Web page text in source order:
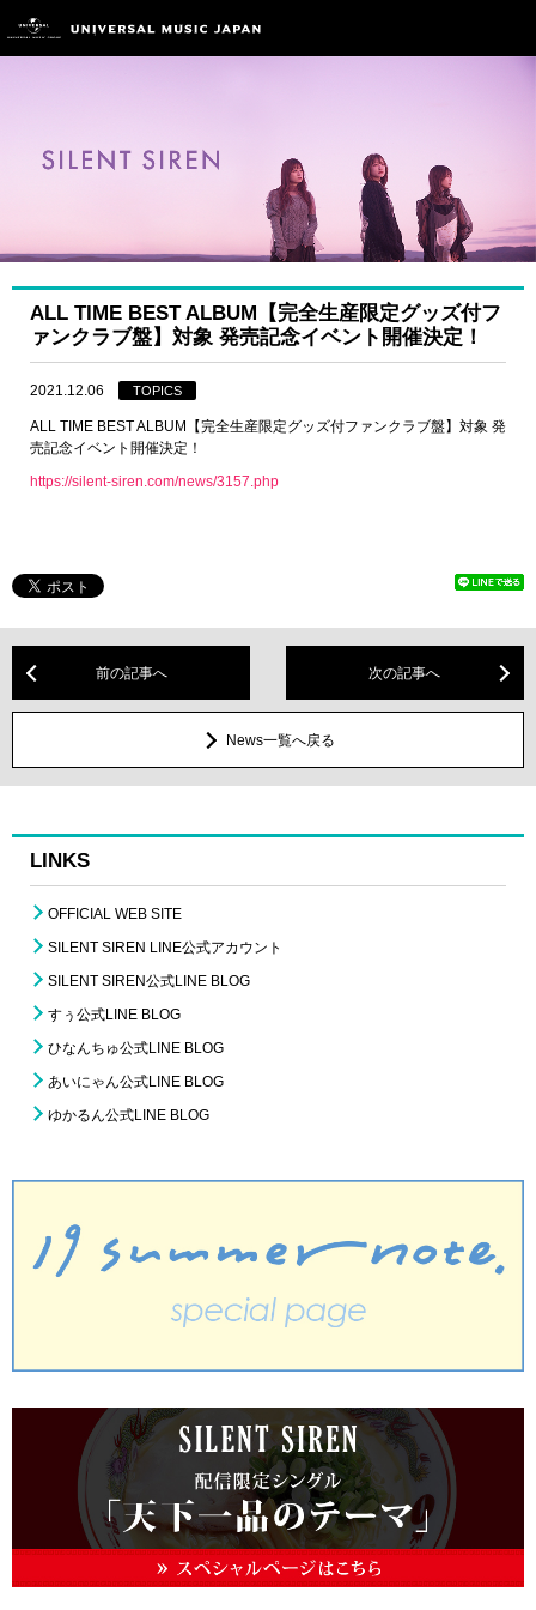
ALL TIME BEST ALBUM【完全生産限定グッズ付フ
ァンクラブ盤】対象 発売記念イベント開催決定！
2021.12.06 TOPICS
ALL TIME BEST ALBUM【完全生産限定グッズ付ファンクラブ盤】対象 発
売記念イベント開催決定！
https://silent-siren.com/news/3157.php
前の記事へ 次の記事へ
News一覧へ戻る
LINKS
OFFICIAL WEB SITE
SILENT SIREN LINE公式アカウント
SILENT SIREN公式LINE BLOG
すぅ公式LINE BLOG
ひなんちゅ公式LINE BLOG
あいにゃん公式LINE BLOG
ゆかるん公式LINE BLOG